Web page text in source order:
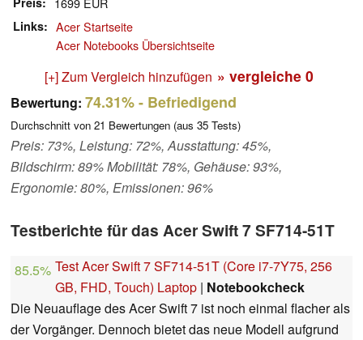
Links
Acer Startseite
Acer Notebooks Übersichtseite
[+] Zum Vergleich hinzufügen » vergleiche 0
Bewertung: 74.31%- Befriedigend
Durchschnitt von 21 Bewertungen (aus 35 Tests)
Preis: 73%, Leistung: 72%, Ausstattung: 45%,
Bildschirm: 89% Mobilität: 78%, Gehäuse: 93%,
Ergonomie: 80%, Emissionen: 96%
Testberichte für das Acer Swift 7 SF714-51T
85.5% Test Acer Swift 7 SF714-51T (Core i7-7Y75, 256
GB, FHD, Touch) Laptop | Notebookcheck
Die Neuauflage des Acer Swift 7 ist noch einmal flacher als
der Vorgänger. Dennoch bietet das neue Modell aufgrund